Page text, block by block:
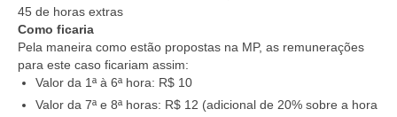
45 de horas extras
Como ficaria
Pela maneira como estão propostas na MP, as remunerações
para este caso ficariam assim:
Valor da 1ª à 6ª hora: R$ 10
Valor da 7ª e 8ª horas: R$ 12 (adicional de 20% sobre a hora